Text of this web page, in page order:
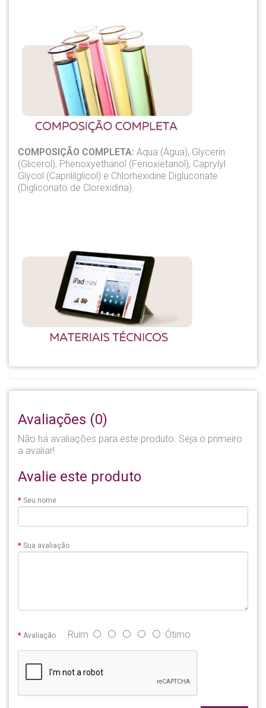
COMPOSIÇÃO COMPLETA: Aqua (Água), Glycerin
(Glicerol), Phenoxyethanol (Fenoxietanol), Caprylyl
Glycol (Caprililglicol) e Chlorhexidine Digluconate
(Digliconato de Clorexidina).
Avaliações (0)
Não há avaliações para este produto. Seja o primeiro
a avaliar!
Avalie este produto
Seu nome
Sua avaliação
Avaliação Ruim Ótimo